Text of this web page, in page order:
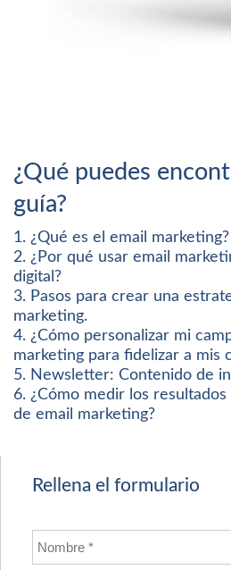
¿Qué puedes
guía?
1. ¿Qué es el email marketing?
2. ¿Por qué usar email
digital?
3. Pasos para crear una
marketing.
4. ¿Cómo personalizar mi
marketing para fidelizar a mis
5. Newsletter: Contenido de
6. ¿Cómo medir los
de email marketing?
Rellena el formulario